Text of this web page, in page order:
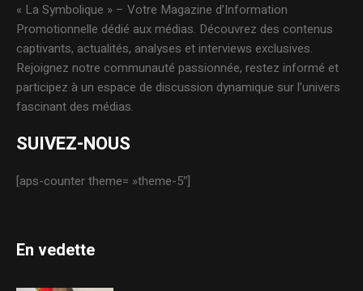
« La Symbolique » – Votre Magazine d’Information
Promotionnelle dédié aux médias. Découvrez des contenus
captivants, actualités, analyses et interviews exclusives.
Rejoignez notre communauté passionnée, restez informé et
participez à un espace de discussion dynamique sur l’univers
fascinant des médias.
SUIVEZ-NOUS
[aps-counter theme= »theme-5″]
En vedette